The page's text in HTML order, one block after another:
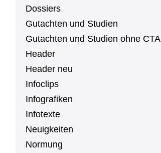
Dossiers
Gutachten und Studien
Gutachten und Studien ohne CTA
Header
Header neu
Infoclips
In­fo­gra­fi­ken
Infotexte
Neu­ig­kei­ten
Normung